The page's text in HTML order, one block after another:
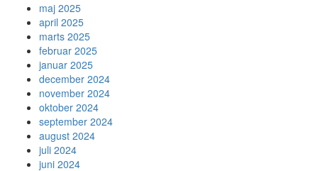
maj 2025
april 2025
marts 2025
februar 2025
januar 2025
december 2024
november 2024
oktober 2024
september 2024
august 2024
juli 2024
juni 2024